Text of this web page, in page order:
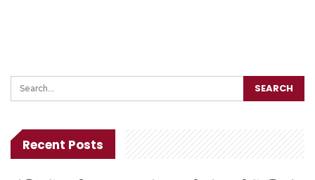
Recent Posts